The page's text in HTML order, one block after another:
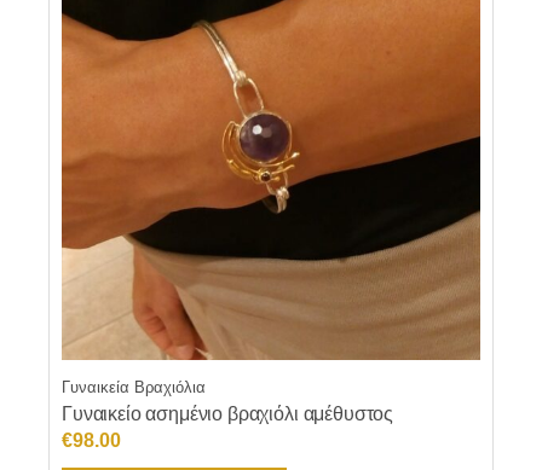
Γυναικεία Βραχιόλια
Γυναικείο ασημένιο βραχιόλι αμέθυστος
€98.00